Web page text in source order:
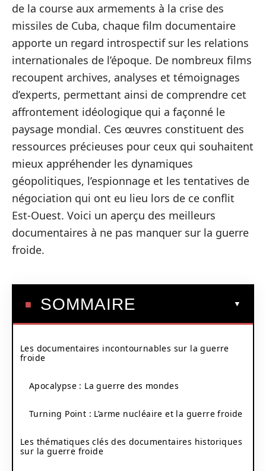
de la course aux armements à la crise des
missiles de Cuba, chaque film documentaire
apporte un regard introspectif sur les relations
internationales de l’époque. De nombreux films
recoupent archives, analyses et témoignages
d’experts, permettant ainsi de comprendre cet
affrontement idéologique qui a façonné le
paysage mondial. Ces œuvres constituent des
ressources précieuses pour ceux qui souhaitent
mieux appréhender les dynamiques
géopolitiques, l’espionnage et les tentatives de
négociation qui ont eu lieu lors de ce conflit
Est-Ouest. Voici un aperçu des meilleurs
documentaires à ne pas manquer sur la guerre
froide.
SOMMAIRE
Les documentaires incontournables sur la guerre
froide
Apocalypse : La guerre des mondes
Turning Point : L’arme nucléaire et la guerre froide
Les thématiques clés des documentaires historiques
sur la guerre froide